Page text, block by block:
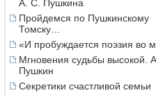
А. С. Пушкина
Пройдемся по Пушкинскому
Томску…
«И пробуждается поэзия во
Мгновения судьбы высокой.
Пушкин
Секретики счастливой семьи